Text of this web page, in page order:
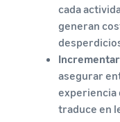
cada
generan
asegurar
experiencia
traduce en